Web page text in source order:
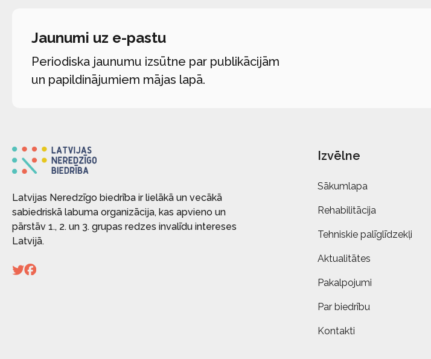
Jaunumi uz e-pastu
Periodiska jaunumu izsūtne par publikācijām
un papildinājumiem mājas lapā.
Latvijas Neredzīgo biedrība ir lielākā un vecākā
sabiedriskā labuma organizācija, kas apvieno un
pārstāv 1., 2. un 3. grupas redzes invalīdu intereses
Latvijā.
Izvēlne
Sākumlapa
Rehabilitācija
Tehniskie palīglīdzekļi
Aktualitātes
Pakalpojumi
Par biedrību
Kontakti